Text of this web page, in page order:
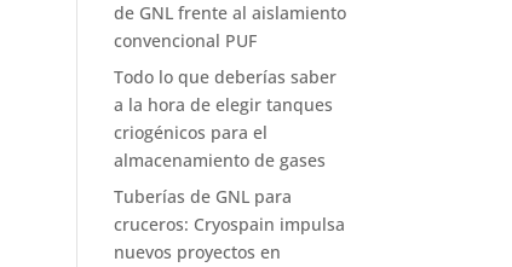
de GNL frente al aislamiento
convencional PUF
Todo lo que deberías saber
a la hora de elegir tanques
criogénicos para el
almacenamiento de gases
Tuberías de GNL para
cruceros: Cryospain impulsa
nuevos proyectos en